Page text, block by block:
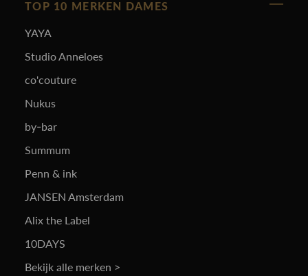
TOP 10 MERKEN DAMES
YAYA
Studio Anneloes
co'couture
Nukus
by-bar
Summum
Penn & ink
JANSEN Amsterdam
Alix the Label
10DAYS
Bekijk alle merken >